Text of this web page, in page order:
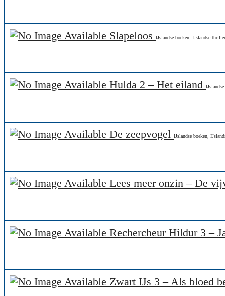
Slapeloos IJslandse boeken IJslandse
Hulda 2 – Het eiland
De zeepvogel IJslandse boeken
Lees meer onzin – De
Rechercheur Hildur 3 –
Zwart IJs 3 – Als bloed